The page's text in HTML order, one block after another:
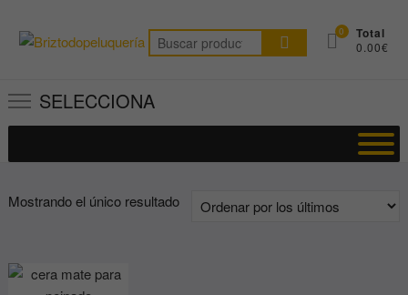
contenido
Buscar
por:
0 Total
0.00€
SELECCIONA
Mostrando el único resultado